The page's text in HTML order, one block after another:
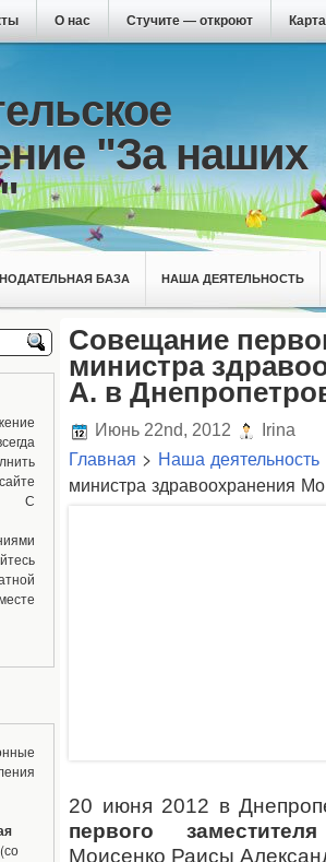
О нас Стучите — откроют
"За наших
БАЗА НАША ДЕЯТЕЛЬНОСТЬ
С
(со
Совещание
министра
А. в
Июнь 22nd, 2012 Irina
Главная > Наша деятельность
министра здравоохранения
20 июня 2012 в
первого
Моисенко Раисы